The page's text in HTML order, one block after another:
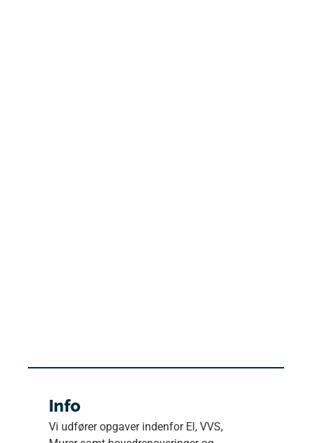
Info
Vi udfører opgaver indenfor El, VVS,